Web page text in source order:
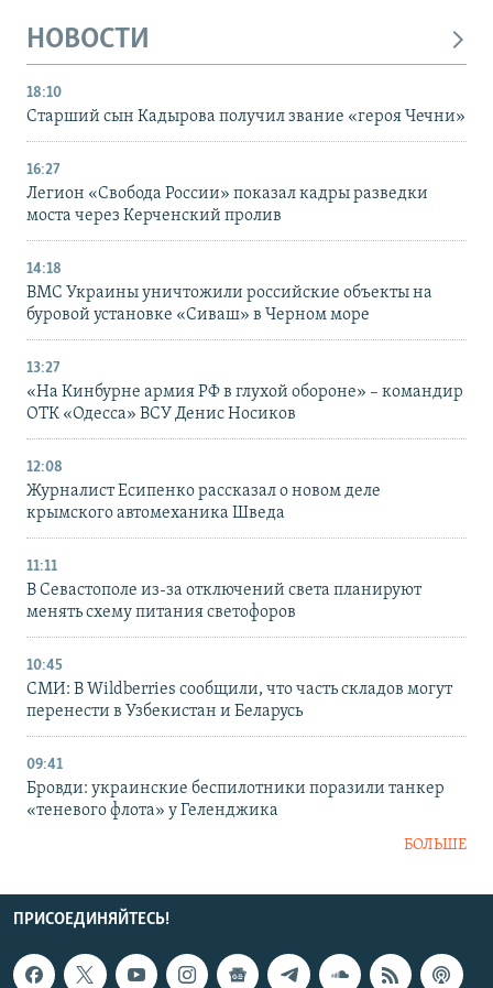
НОВОСТИ
18:10
Старший сын Кадырова получил звание «героя Чечни»
16:27
Легион «Свобода России» показал кадры разведки
моста через Керченский пролив
14:18
ВМС Украины уничтожили российские объекты на
буровой установке «Сиваш» в Черном море
13:27
«На Кинбурне армия РФ в глухой обороне» – командир
ОТК «Одесса» ВСУ Денис Носиков
12:08
Журналист Есипенко рассказал о новом деле
крымского автомеханика Шведа
11:11
В Севастополе из-за отключений света планируют
менять схему питания светофоров
10:45
СМИ: В Wildberries сообщили, что часть складов могут
перенести в Узбекистан и Беларусь
09:41
Бровди: украинские беспилотники поразили танкер
«теневого флота» у Геленджика
БОЛЬШЕ
ПРИСОЕДИНЯЙТЕСЬ!